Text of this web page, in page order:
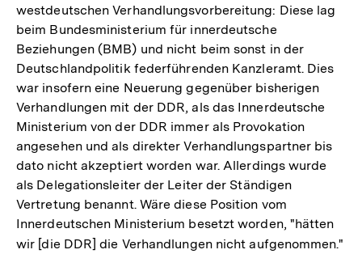
westdeutschen Verhandlungsvorbereitung: Diese lag
beim Bundesministerium für innerdeutsche
Beziehungen (BMB) und nicht beim sonst in der
Deutschlandpolitik federführenden Kanzleramt. Dies
war insofern eine Neuerung gegenüber bisherigen
Verhandlungen mit der DDR, als das Innerdeutsche
Ministerium von der DDR immer als Provokation
angesehen und als direkter Verhandlungspartner bis
dato nicht akzeptiert worden war. Allerdings wurde
als Delegationsleiter der Leiter der Ständigen
Vertretung benannt. Wäre diese Position vom
Innerdeutschen Ministerium besetzt worden, "hätten
wir [die DDR] die Verhandlungen nicht aufgenommen."